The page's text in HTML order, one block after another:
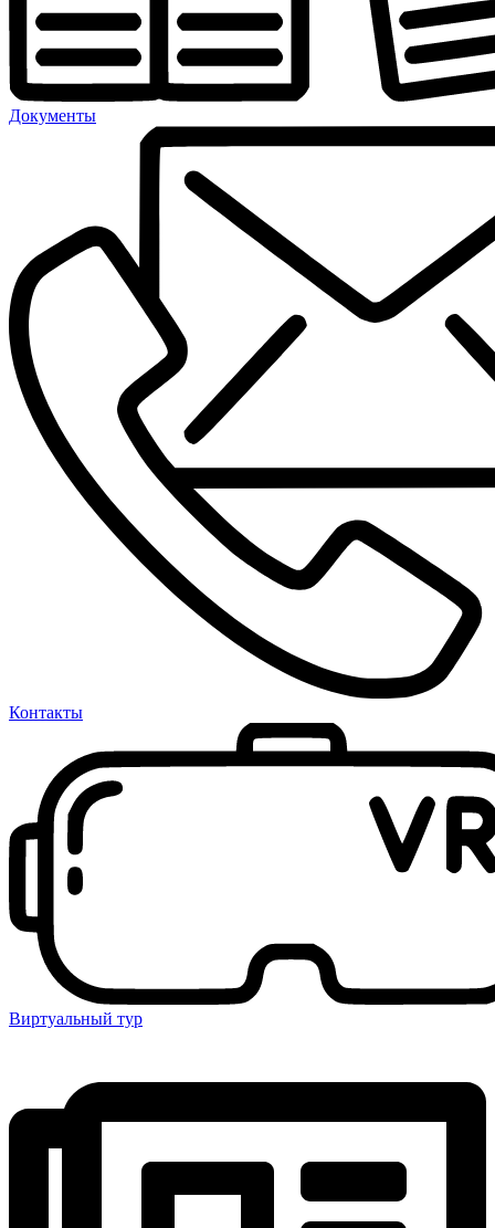
Документы
Контакты
Виртуальный тур